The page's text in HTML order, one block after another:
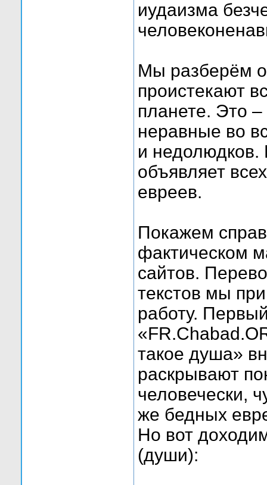
иудаизма
Мы разберём
проистекают
планете. Это
неравные во
и
объявляет
евреев.
Покажем
фактическом
сайтов.
текстов мы
работу.
такое душа»
раскрывают
человечески,
же бедных
Но вот
(души):